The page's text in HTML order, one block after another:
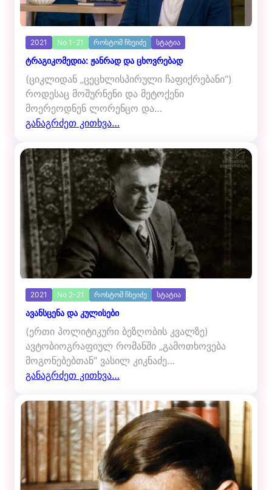
2021 No 1-21 როსტომ ჩხეიძე სტატია
ტრაგიკომედია: ჟანრად და ცხოვრებად
(ციკლიდან „ცეცხლისპირული ჩაფიქრებანი“)
როდესაც მოშურნენი და მეტოქენი
მოერეოდნენ ლორენცო და…
განაგრძეთ კითხვა…
2021 No 2-21 როსტომ ჩხეიძე სტატია
ავანსცენა და კულისები
(ერთი პოლიტიკური ბეზღობის კვალზე)
ავტობიოგრაფიულ რომანში „გამოთხოვება
მოგონებებთან“ ვასილ კიკნაძე…
განაგრძეთ კითხვა…